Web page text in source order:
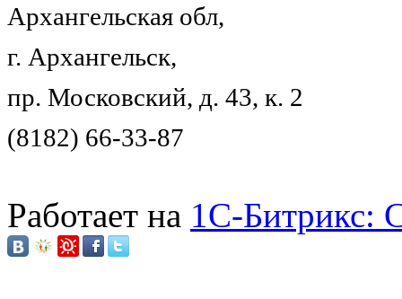
Архангельская обл,
г. Архангельск,
пр. Московский, д. 43, к. 2
(8182) 66-33-87
Работает на 1C-Битрикс: